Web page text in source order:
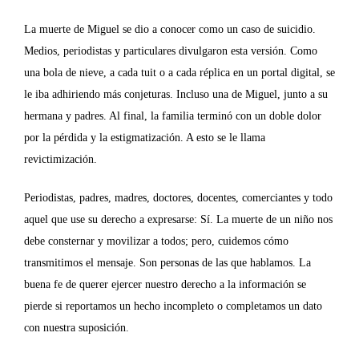
La muerte de Miguel se dio a conocer como un caso de suicidio.
Medios, periodistas y particulares divulgaron esta versión. Como
una bola de nieve, a cada tuit o a cada réplica en un portal digital, se
le iba adhiriendo más conjeturas. Incluso una de Miguel, junto a su
hermana y padres. Al final, la familia terminó con un doble dolor
por la pérdida y la estigmatización. A esto se le llama
revictimización.
Periodistas, padres, madres, doctores, docentes, comerciantes y todo
aquel que use su derecho a expresarse: Sí. La muerte de un niño nos
debe consternar y movilizar a todos; pero, cuidemos cómo
transmitimos el mensaje. Son personas de las que hablamos. La
buena fe de querer ejercer nuestro derecho a la información se
pierde si reportamos un hecho incompleto o completamos un dato
con nuestra suposición.